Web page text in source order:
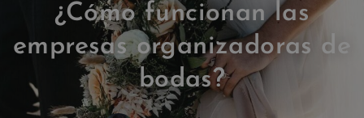
¿Cómo funcionan las
empresas organizadoras de
bodas?